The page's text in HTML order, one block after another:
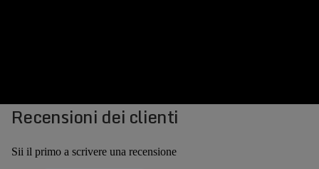
Recensioni dei clienti
Sii il primo a scrivere una recensione